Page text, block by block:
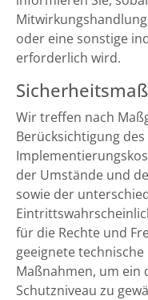
oder eine sonstige
erforderlich wird.
Wir treffen nach
Berücksichtigung
der Umstände und
sowie der
für die Rechte und
geeignete
Maßnahmen, um ein
Schutzniveau zu